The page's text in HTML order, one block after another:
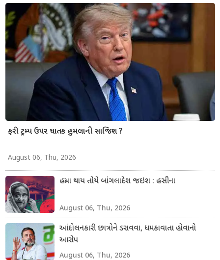
ફરી ટ્રમ્પ ઉપર ઘાતક હુમલાની સાજિશ ?
August 06, Thu, 2026
હત્યા થાય તોયે બાંગલાદેશ જઇશ : હસીના
August 06, Thu, 2026
આંદોલનકારી છાત્રોને ડરાવવા, ધમકાવાતા હોવાનો
આરોપ
August 06, Thu, 2026